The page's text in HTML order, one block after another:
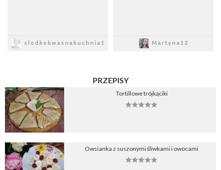
slodkokwasnakuchnia1 Martyna12
PRZEPISY
Tortillowe trójkąciki
Owsianka z suszonymi śliwkami i owocami